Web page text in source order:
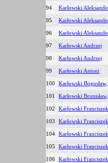
94 Karłowski
95 Karłowski
96 Karłowski
97 Karłowski Andrzej
98 Karłowski Andrzej
99 Karłowski Antoni
100 Karłowski
101 Karłowski
102 Karłowski Franciszek
103 Karłowski Franciszek
104 Karłowski Franciszek
105 Karłowski Franciszek
106 Karłowski